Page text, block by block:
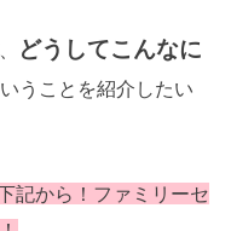
どうしてこんなに
うことを紹介したい
記から！ファミリーセ